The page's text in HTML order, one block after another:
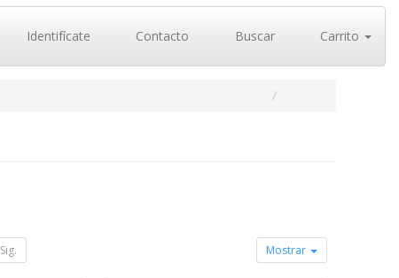
Identifícate Contacto Buscar Carrito
Sig. Mostrar